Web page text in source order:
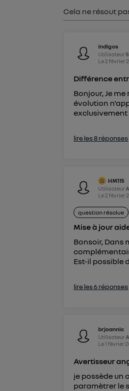
Cela ne résout
indigos
Utilisateur
Le 2 février
Différence
Bonjour, Je
évolution
exclusivement
lire les 8 réponses
HM115
Utilisateur
Le 2 février
question résolue
Mise à jour
Bonsoir, Dans
Est-il possible
lire les 6 réponses
brjoannic
Utilisateur
Le1 février
Avertisseur
je possède un
paramètrer le
Vous pouvez à